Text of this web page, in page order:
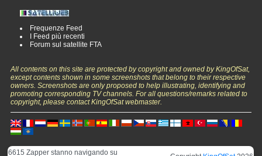
Frequenze Feed
I Feed più recenti
Forum sul satellite FTA
All contents on this site are protected by copyright and owned by KingOfSat,
except contents shown in some screenshots that belong to their respective
owners. Screenshots are only proposed to help illustrating, identifying and
promoting corresponding TV channels. For all questions/remarks related to
copyright, please contact KingOfSat webmaster.
6615 Zapper stanno navigando su